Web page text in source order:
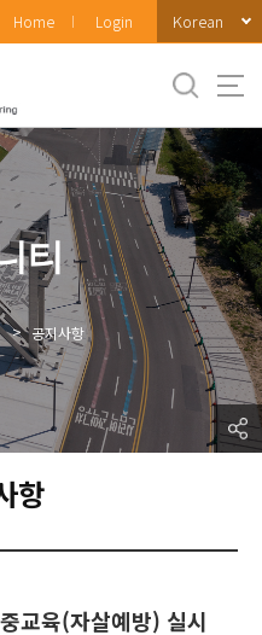
Home Login Korean
티
> 공지사항
항
교육(자살예방) 실시